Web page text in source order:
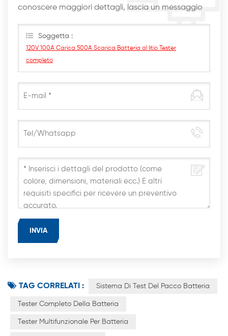
conoscere maggiori dettagli, lascia un messaggio
Soggetta :
120V 100A Carica 500A Scarica Batteria al litio Tester
completo
TAG CORRELATI : Sistema Di Test Del Pacco Batteria
Tester Completo Della Batteria
Tester Multifunzionale Per Batteria